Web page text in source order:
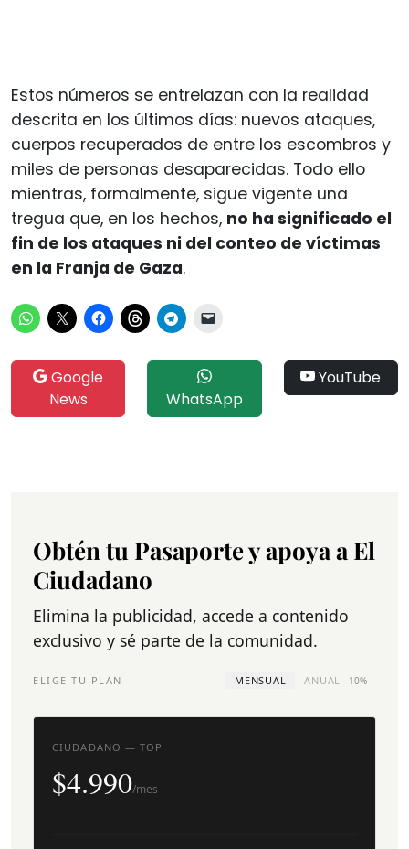
Estos números se entrelazan con la realidad
descrita en los últimos días: nuevos ataques,
cuerpos recuperados de entre los escombros y
miles de personas desaparecidas. Todo ello
mientras, formalmente, sigue vigente una
tregua que, en los hechos, no ha significado el
fin de los ataques ni del conteo de víctimas
en la Franja de Gaza.
Google
News
WhatsApp
YouTube
Obtén tu Pasaporte y apoya a El
Ciudadano
Elimina la publicidad, accede a contenido
exclusivo y sé parte de la comunidad.
ELIGE TU PLAN MENSUAL ANUAL -10%
CIUDADANO — TOP
$4.990/mes